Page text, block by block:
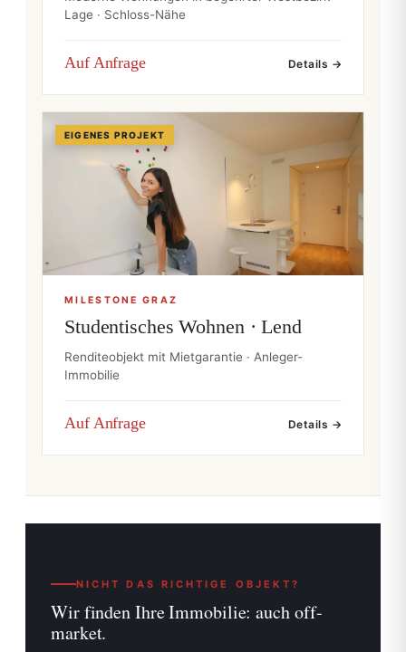
Lage · Schloss-Nähe
Auf Anfrage Details →
EIGENES PROJEKT
MILESTONE GRAZ
Studentisches Wohnen · Lend
Renditeobjekt mit Mietgarantie · Anleger-
Immobilie
Auf Anfrage Details →
NICHT DAS RICHTIGE OBJEKT?
Wir finden Ihre Immobilie:auch off-
market.